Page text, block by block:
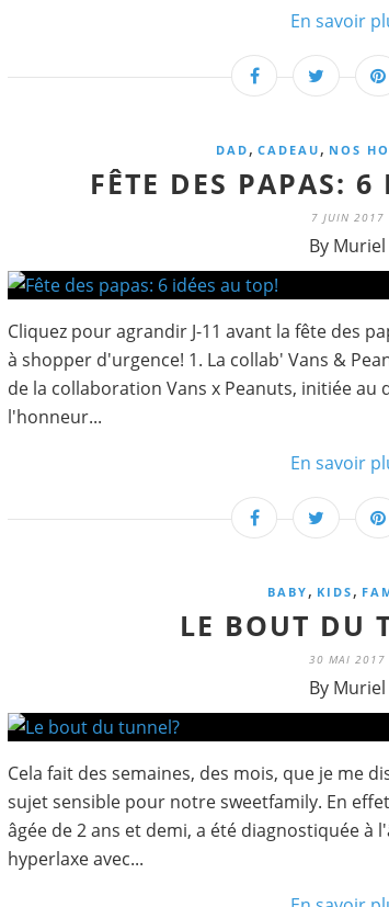
En savoir
DAD, CADEAU, NOS
FÊTE DES PAPAS:
7 JUIN 2017
By Muriel
Cliquez pour agrandir J-11 avant la fête des
à shopper d'urgence! 1. La collab' Vans &
de la collaboration Vans x Peanuts, initiée au
l'honneur...
En savoir
BABY, KIDS,
LE BOUT DU
30 MAI 2017
By Muriel
Cela fait des semaines, des mois, que je me
sujet sensible pour notre sweetfamily. En
âgée de 2 ans et demi, a été diagnostiquée à
hyperlaxe avec...